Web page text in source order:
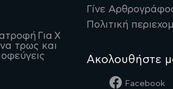
Για Χοληστερίνη:
τρως και τι να
Γίνε
Πολιτική
Ακολουθήστε
Facebook